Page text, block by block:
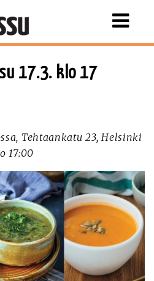
Näytä
17.3. klo 17
Tehtaankatu 23, Helsinki
17:00